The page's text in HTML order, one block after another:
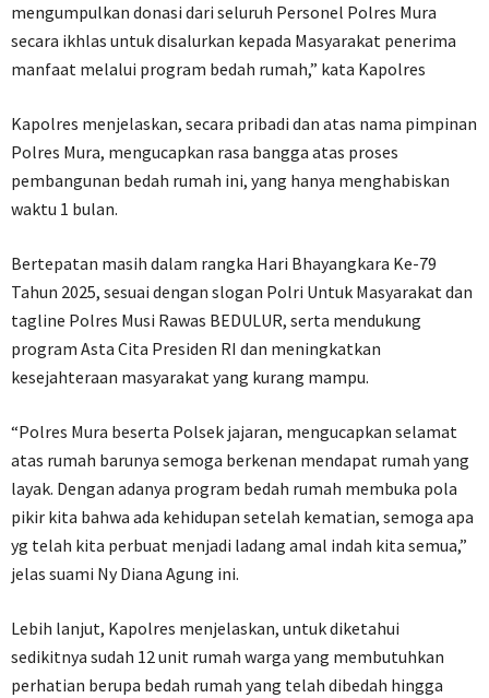
mengumpulkan donasi dari seluruh Personel Polres Mura
secara ikhlas untuk disalurkan kepada Masyarakat penerima
manfaat melalui program bedah rumah,” kata Kapolres
Kapolres menjelaskan, secara pribadi dan atas nama pimpinan
Polres Mura, mengucapkan rasa bangga atas proses
pembangunan bedah rumah ini, yang hanya menghabiskan
waktu 1 bulan.
Bertepatan masih dalam rangka Hari Bhayangkara Ke-79
Tahun 2025, sesuai dengan slogan Polri Untuk Masyarakat dan
tagline Polres Musi Rawas BEDULUR, serta mendukung
program Asta Cita Presiden RI dan meningkatkan
kesejahteraan masyarakat yang kurang mampu.
“Polres Mura beserta Polsek jajaran, mengucapkan selamat
atas rumah barunya semoga berkenan mendapat rumah yang
layak. Dengan adanya program bedah rumah membuka pola
pikir kita bahwa ada kehidupan setelah kematian, semoga apa
yg telah kita perbuat menjadi ladang amal indah kita semua,”
jelas suami Ny Diana Agung ini.
Lebih lanjut, Kapolres menjelaskan, untuk diketahui
sedikitnya sudah 12 unit rumah warga yang membutuhkan
perhatian berupa bedah rumah yang telah dibedah hingga